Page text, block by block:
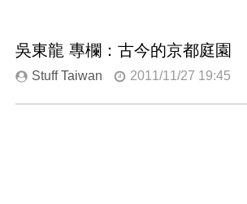
吳東龍 專欄：古今的京都庭園
Stuff Taiwan 2011/11/27 19:45